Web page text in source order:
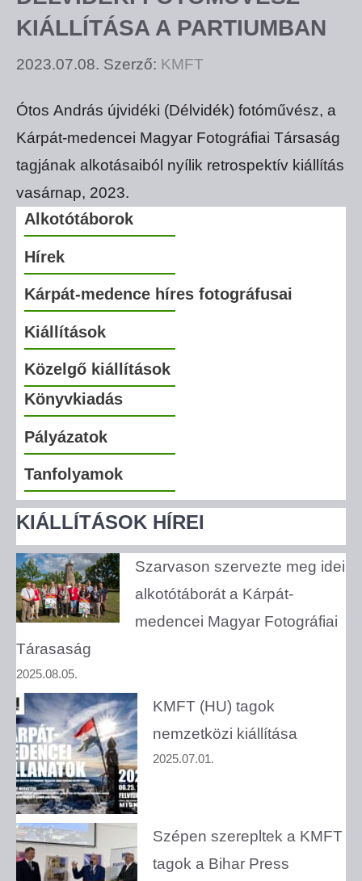
KIÁLLÍTÁSA A PARTIUMBAN
2023.07.08. Szerző: KMFT
Ótos András újvidéki (Délvidék) fotóművész, a
Kárpát-medencei Magyar Fotográfiai Társaság
tagjának alkotásaiból nyílik retrospektív kiállítás
vasárnap, 2023.
Alkotótáborok
Hírek
Kárpát-medence híres fotográfusai
Kiállítások
Közelgő kiállítások
Könyvkiadás
Pályázatok
Tanfolyamok
KIÁLLÍTÁSOK HÍREI
Szarvason szervezte meg idei
alkotótáborát a Kárpát-
medencei Magyar Fotográfiai
Tárasaság
2025.08.05.
KMFT (HU) tagok
nemzetközi kiállítása
2025.07.01.
Szépen szerepltek a KMFT
tagok a Bihar Press